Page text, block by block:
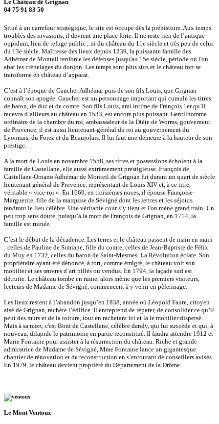
Le Château de Grignan
04 75 91 83 50
Situé à un carrefour stratégique, le site est occupé dès la préhistoire. Aux temps
troublés des invasions, il devient une place forte. Il ne reste rien de l’antique
oppidum, lieu de refuge public ; ni du château du 11e siècle et très peu de celui
du 13e siècle. Maîtresse des lieux depuis 1239, la puissante famille des
Adhémar de Monteil renforce les défenses jusqu'au 15e siècle, période où l'on
abat les crénelages du donjon. Les temps sont plus sûrs et le château fort se
transforme en château d’apparat.
C’est à l’époque de Gaucher Adhémar puis de son fils Louis, que Grignan
connaît son apogée. Gaucher est un personnage important qui cumule les titres
de baron, de duc et de comte. Son fils Louis, ami intime de François 1er qu’il
recevra d’ailleurs au château en 1533, est encore plus puissant. Gentilhomme
ordinaire de la chambre du roi, ambassadeur de la Diète de Worms, gouverneur
de Provence, il est aussi lieutenant-général du roi au gouvernement du
Lyonnais, du Forez et du Beaujolais. Il lui faut une demeure à la hauteur de son
prestige.
A la mort de Louis en novembre 1558, ses titres et possessions échoient à la
famille de Castellane, elle aussi extrêmement prestigieuse. François de
Castellane-Ornano Adhémar de Monteil de Grignan fut durant un quart de siècle
lieutenant général de Provence, représentant de Louis XIV et, à ce titre,
véritable « vice-roi ». En 1669, en troisièmes noces, il épouse Françoise-
Marguerite, fille de la marquise de Sévigné dont les lettres et les séjours
rendront le lieu célèbre. Une véritable cour s’y tient et l'on mène grand train. Un
peu trop sans doute, puisqu’à la mort de François de Grignan, en 1714, la
famille est ruinée.
C’est le début de la décadence. Les terres et le château passent de main en main
: celles de Pauline de Simiane, fille du comte, celles de Jean-Baptiste de Félix
du Muy en 1732, celles du baron de Saint-Mesmes. La Révolution éclate. Son
propriétaire ayant été dénoncé, à tort, comme émigré, le château voit son
mobilier et ses œuvres d’art pillés ou vendus. En 1794, la façade sud est
détruite. Le château tombe en ruine, alors même que les premiers visiteurs,
lecteurs de Madame de Sévigné, commencent à y venir en pèlerinage.
Les lieux restent à l’abandon jusqu’en 1838, année où Léopold Faure, citoyen
aisé de Grignan, rachète l’édifice. Il entreprend de réparer, de consolider ce qu’il
peut des murs et de la toiture, tout en rachetant ici et là le mobilier dispersé.
Mais à sa mort, c'est Boni de Castellane, célèbre dandy, qui lui succède et qui, à
nouveau, dilapide le patrimoine en partie reconstitué. Il faudra attendre 1912 et
Marie Fontaine pour assister à la résurrection du château. Riche et grande
admiratrice de Madame de Sévigné, Mme Fontaine lance un gigantesque
chantier de rénovation et de reconstruction en s’entourant de conseillers avisés.
En 1979, le château devient propriété du Département de la Drôme.
Le Mont Ventoux